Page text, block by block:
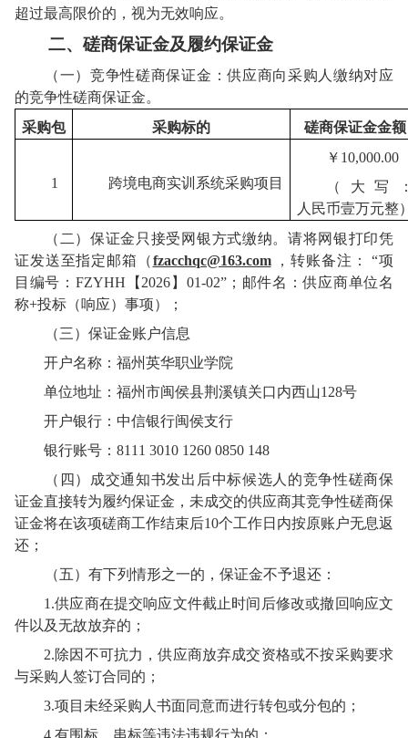
超过最高限价的，视为无效响应。
二、 磋商保证金及履约保证金
（一）竞争性磋商保证金：供应商向采购人 缴纳对应
的竞争性磋商保证金。
采购包
采购标的 磋商保证金金额
1 跨境电商实训系统采购项目
￥ 10,000.00
（大写
人民币壹万元整
（二）保证金只接受网银方式缴纳。 请将网银打印凭
证发送至指定邮箱 （fzacchqc@163.com ，转账备注：
“项
目编号：FZYHH【2026】01-02”； 邮件名：供应商单位名
称+投标 （响应） 事项）；
（三）保证金账户信息
开户名称：福州英华职业学院
单位地址：福州市闽侯县荆溪镇关口内西山128号
开户银行：中信银行闽侯支行
银行账号： 8111 3010 1260 0850 148
（四）
成交通知书发出后中标候选人 的竞争性磋商保
证金直接转为履约保证金 ，未成交的供应商其竞争性磋商保
证金将在该项磋商工作结束后10个工作日内按原账户无息返
还；
（五） 有下列情形之一的， 保证金不予退还 ：
1.供应商在提交响应文件截止时间后修改或撤回 响应文
件以及无故放弃的；
2.除因不可抗力，供应商放弃成交资格或不按采购要求
与采购人 签订合同的；
3.项目未经采购人 书面同意而进行转包或分包的；
4.有围标、串标等违法违规行为的；